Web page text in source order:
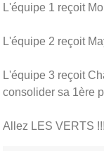
L'équipe 1 reçoit
L'équipe 2 reçoit
L'équipe 3 reçoit
consolider sa 1ère
Allez LES VERTS